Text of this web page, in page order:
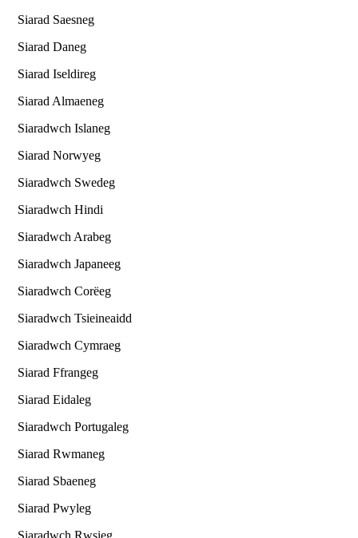
Siarad Saesneg
Siarad Daneg
Siarad Iseldireg
Siarad Almaeneg
Siaradwch Islaneg
Siarad Norwyeg
Siaradwch Swedeg
Siaradwch Hindi
Siaradwch Arabeg
Siaradwch Japaneeg
Siaradwch Corëeg
Siaradwch Tsieineaidd
Siaradwch Cymraeg
Siarad Ffrangeg
Siarad Eidaleg
Siaradwch Portugaleg
Siarad Rwmaneg
Siarad Sbaeneg
Siarad Pwyleg